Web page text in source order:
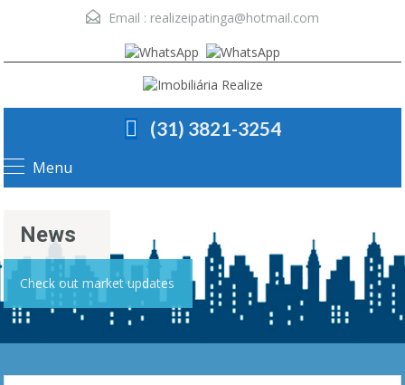
Email : realizeipatinga@hotmail.com
(31) 3821-3254
Menu
News
Check out market updates